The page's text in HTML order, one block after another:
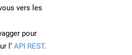
vers les
pour
l’ API REST.